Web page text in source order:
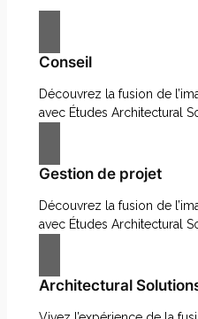
Conseil
Découvrez la fusion de
avec Études Architectural
Gestion de projet
Découvrez la fusion de
avec Études Architectural
Architectural